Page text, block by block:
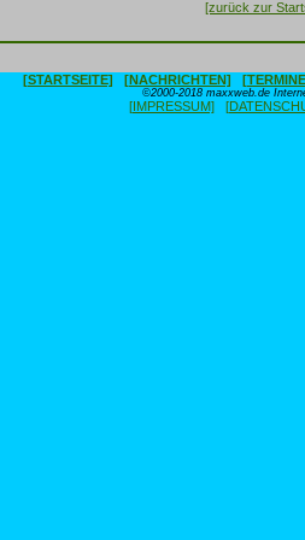
[zurück zur
[STARTSEITE] [NACHRICHTEN]
©2000-2018 maxxweb.de
[IMPRESSUM]